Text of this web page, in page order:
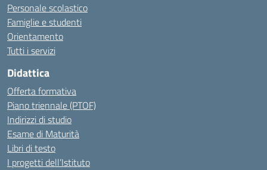
Personale scolastico
Famiglie e studenti
Orientamento
Tutti i servizi
Didattica
Offerta formativa
Piano triennale (PTOF)
Indirizzi di studio
Esame di Maturità
Libri di testo
I progetti dell’Istituto